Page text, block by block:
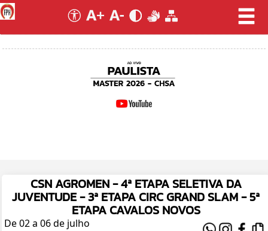
CSN AGROMEN - 4ª ETAPA SELETIVA DA
JUVENTUDE - 3ª ETAPA CIRC GRAND SLAM - 5ª
ETAPA CAVALOS NOVOS
De 02 a 06 de julho